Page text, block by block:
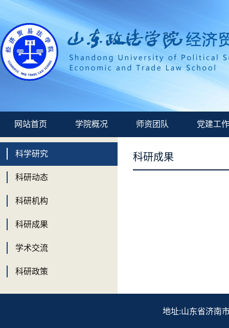
网站首页 学院概况 师资团队 党建工作
科学研究
科研动态
科研机构
科研成果
学术交流
科研政策
科研成果
地址:山东省济南